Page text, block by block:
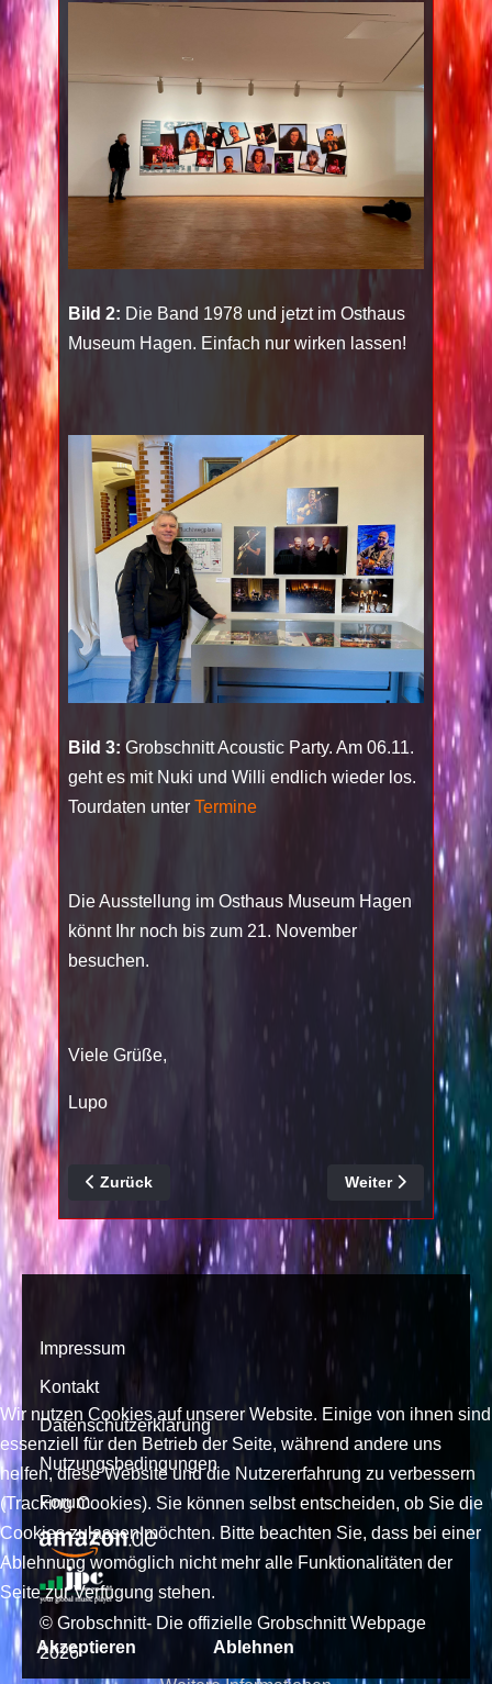
Bild 2: Die Band 1978 und jetzt im Osthaus
Museum Hagen. Einfach nur wirken lassen!
Bild 3: Grobschnitt Acoustic Party. Am 06.11.
geht es mit Nuki und Willi endlich wieder los.
Tourdaten unter Termine
Die Ausstellung im Osthaus Museum Hagen
könnt Ihr noch bis zum 21. November
besuchen.
Viele Grüße,
Lupo
Vorheriger Beitrag: Grobschnitt Fantreffen am
Zurück Nächster Beitrag:
Weiter
Impressum
Kontakt
Datenschutzerklärung
Nutzungsbedingungen
Forum
© Grobschnitt- Die offizielle Grobschnitt Webpage
2026
Wir nutzen Cookies auf unserer Website. Einige von ihnen sind
essenziell für den Betrieb der Seite, während andere uns
helfen, diese Website und die Nutzererfahrung zu verbessern
(Tracking Cookies). Sie können selbst entscheiden, ob Sie die
Cookies zulassen möchten. Bitte beachten Sie, dass bei einer
Ablehnung womöglich nicht mehr alle Funktionalitäten der
Seite zur Verfügung stehen.
Akzeptieren Ablehnen